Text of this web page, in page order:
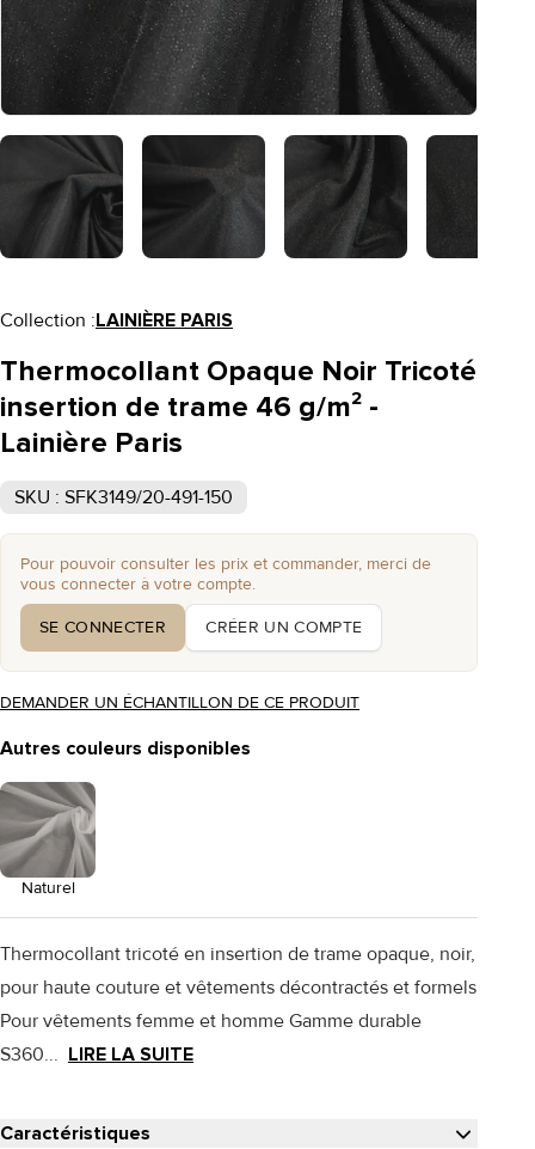
Collection :LAINIÈRE PARIS
Thermocollant Opaque Noir Tricoté
insertion de trame 46 g/m² -
Lainière Paris
SKU : SFK3149/20-491-150
Pour pouvoir consulter les prix et commander, merci de
vous connecter à votre compte.
SE CONNECTER CRÉER UN COMPTE
DEMANDER UN ÉCHANTILLON DE CE PRODUIT
Autres couleurs disponibles
Naturel
Thermocollant tricoté en insertion de trame opaque, noir,
pour haute couture et vêtements décontractés et formels
Pour vêtements femme et homme Gamme durable
S360... LIRE LA SUITE
Caractéristiques